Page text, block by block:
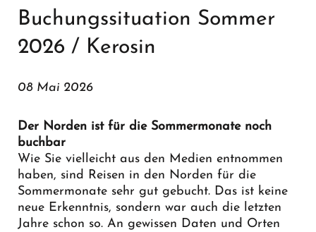
Buchungssituation Sommer
2026 / Kerosin
08 Mai 2026
Der Norden ist für die Sommermonate noch
buchbar
Wie Sie vielleicht aus den Medien entnommen
haben, sind Reisen in den Norden für die
Sommermonate sehr gut gebucht. Das ist keine
neue Erkenntnis, sondern war auch die letzten
Jahre schon so. An gewissen Daten und Orten